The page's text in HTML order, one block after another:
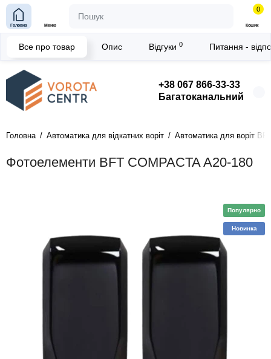
+38 067 866-33-33
Багатоканальний
Головна Меню
0
Кошик
Головна Автоматика для відкатних воріт Автоматика для воріт BFT
Фотоелементи BFT COMPACTA A20-180
Все про товар Опис Відгуки 0 Питання -
Популярно
Новинка